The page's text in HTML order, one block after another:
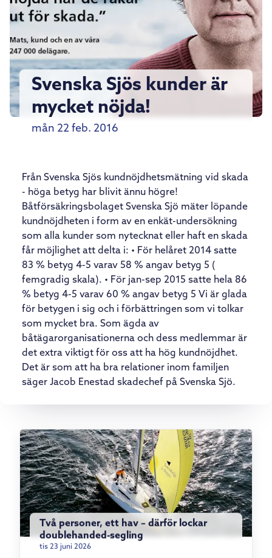
Svenska Sjös kunder är
mycket nöjda!
mån 22 feb. 2016
Från Svenska Sjös kundnöjdhetsmätning vid skada
- höga betyg har blivit ännu högre!
Båtförsäkringsbolaget Svenska Sjö mäter löpande
kundnöjdheten i form av en enkät-undersökning
som alla kunder som nytecknat eller haft en skada
får möjlighet att delta i: • För helåret 2014 satte
83 % betyg 4-5 varav 58 % angav betyg 5 (
femgradig skala). • För jan-sep 2015 satte hela 86
% betyg 4-5 varav 60 % angav betyg 5 Vi är glada
för betygen i sig och i förbättringen som vi tolkar
som mycket bra. Som ägda av
båtägarorganisationerna och dess medlemmar är
det extra viktigt för oss att ha hög kundnöjdhet.
Det är som att ha bra relationer inom familjen
säger Jacob Enestad skadechef på Svenska Sjö.
Två personer, ett hav – därför lockar
doublehanded-segling
tis 23 juni 2026